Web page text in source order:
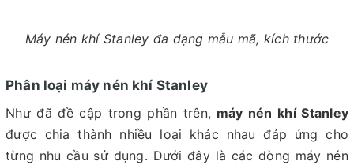
Máy nén khí Stanley đa dạng mẫu mã, kích thước
Phân loại máy nén khí Stanley
Như đã đề cập trong phần trên, máy nén khí Stanley
được chia thành nhiều loại khác nhau đáp ứng cho
từng nhu cầu sử dụng. Dưới đây là các dòng máy nén